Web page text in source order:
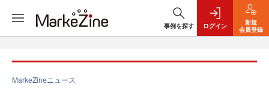
事例を探す ログイン
新規
会員登録
MarkeZineニュース